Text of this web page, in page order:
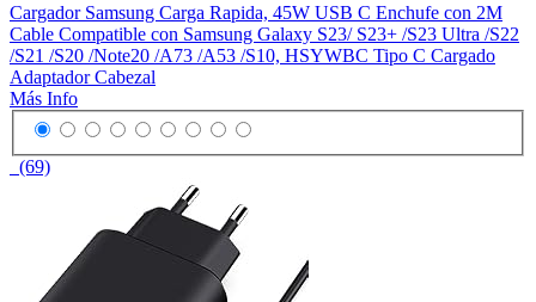
Cargador Samsung Carga Rapida, 45W USB C Enchufe con 2M
Cable Compatible con Samsung Galaxy S23/ S23+ /S23 Ultra /S22
/S21 /S20 /Note20 /A73 /A53 /S10, HSYWBC Tipo C Cargado
Adaptador Cabezal
Más Info
(69)